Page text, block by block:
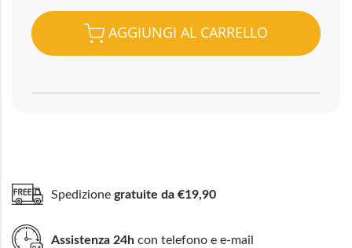
AGGIUNGI AL CARRELLO
Spedizione gratuite da €19,90
Assistenza 24h con telefono e e-mail